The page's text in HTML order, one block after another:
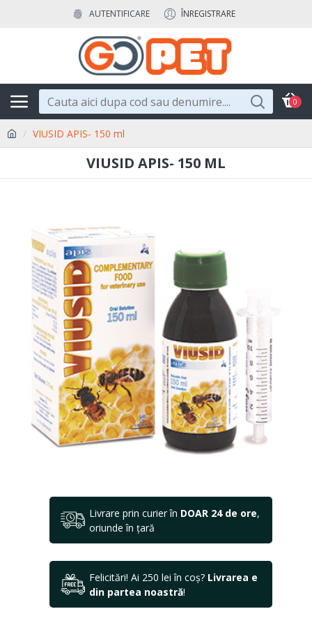
AUTENTIFICARE ÎNREGISTRARE
0
VIUSID APIS- 150 ml
VIUSID APIS- 150 ML
Livrare prin curier în DOAR 24 de ore,
oriunde în țară
Felicitări! Ai 250 lei în coș? Livrarea e
din partea noastră!